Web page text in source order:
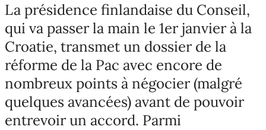
La présidence finlandaise du Conseil,
qui va passer la main le 1er janvier à la
Croatie, transmet un dossier de la
réforme de la Pac avec encore de
nombreux points à négocier (malgré
quelques avancées) avant de pouvoir
entrevoir un accord. Parmi